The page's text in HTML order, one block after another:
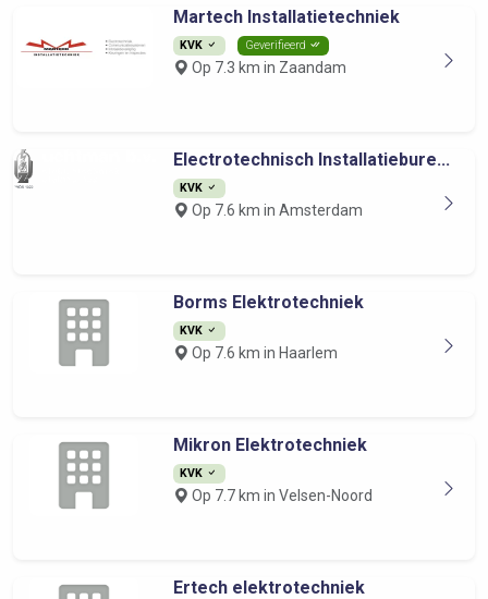
Martech Installatietechniek
KVK Geverifieerd
Op 7.3 km in Zaandam
Electrotechnisch Installatiebure...
KVK
Op 7.6 km in Amsterdam
Borms Elektrotechniek
KVK
Op 7.6 km in Haarlem
Mikron Elektrotechniek
KVK
Op 7.7 km in Velsen-Noord
Ertech elektrotechniek